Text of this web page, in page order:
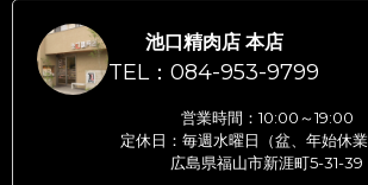
池口精肉店 本店
TEL：084-953-9799
営業時間：10:00～19:00
定休日：毎週水曜日（盆、年始休業
広島県福山市新涯町5-31-39